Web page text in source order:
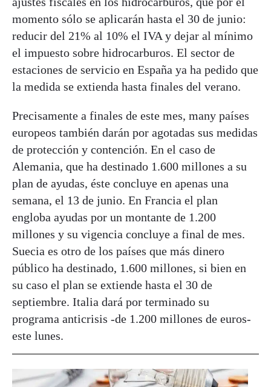
momento sólo se aplicarán hasta el 30 de junio:
reducir del 21% al 10% el IVA y dejar al mínimo
el impuesto sobre hidrocarburos. El sector de
estaciones de servicio en España ya ha pedido que
la medida se extienda hasta finales del verano.
Precisamente a finales de este mes, many países
europeos también darán por agotadas sus medidas
de protección y contención. En el caso de
Alemania, que ha destinado 1.600 millones a su
plan de ayudas, éste concluye en apenas una
semana, el 13 de junio. En Francia el plan
engloba ayudas por un montante de 1.200
millones y su vigencia concluye a final de mes.
Suecia es otro de los países que más dinero
público ha destinado, 1.600 millones, si bien en
su caso el plan se extiende hasta el 30 de
septiembre. Italia dará por terminado su
programa anticrisis -de 1.200 millones de euros-
este lunes.